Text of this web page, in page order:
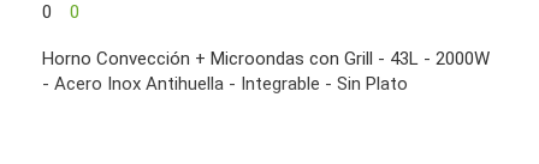
0 0
Horno Convección + Microondas con Grill - 43L - 2000W
- Acero Inox Antihuella - Integrable - Sin Plato